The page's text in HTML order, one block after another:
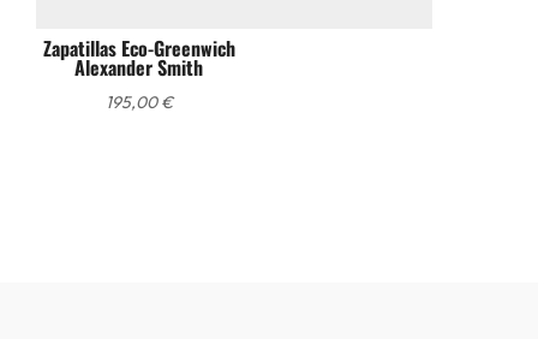
Zapatillas Eco-Greenwich
Alexander Smith
195,00€